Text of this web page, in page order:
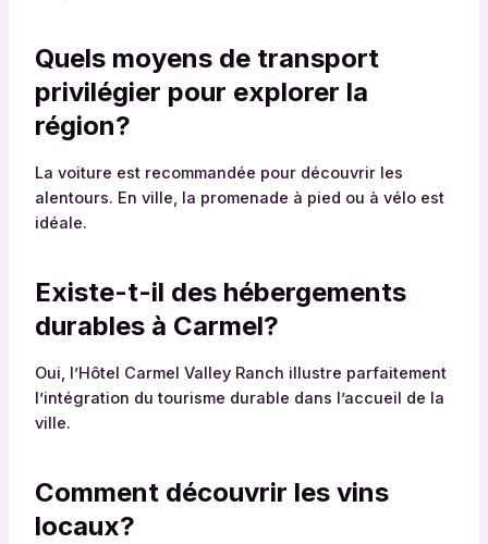
Quels moyens de transport
privilégier pour explorer la
région?
La voiture est recommandée pour découvrir les
alentours. En ville, la promenade à pied ou à vélo est
idéale.
Existe-t-il des hébergements
durables à Carmel?
Oui, l’Hôtel Carmel Valley Ranch illustre parfaitement
l’intégration du tourisme durable dans l’accueil de la
ville.
Comment découvrir les vins
locaux?